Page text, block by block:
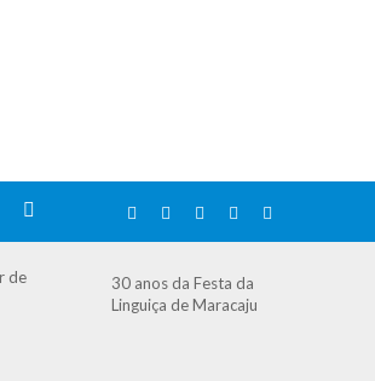
de
30 anos da Festa da
Linguiça de Maracaju